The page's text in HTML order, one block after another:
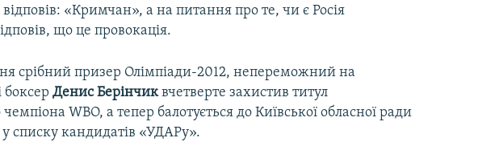
«Кримчан», а на питання про те, чи є Росія
що це провокація.
срібний призер Олімпіади-2012, непереможний на
боксерДенис Берінчиквчетверте захистив титул
WBO, а тепер балотується до Київської обласної ради
списку кандидатів «УДАРу».